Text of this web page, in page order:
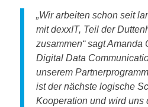
„Wir arbeiten schon seit
mit dexxIT, Teil der
zusammen“ sagt Amanda
Digital Data
unserem
ist der nächste logische
Kooperation und wird uns